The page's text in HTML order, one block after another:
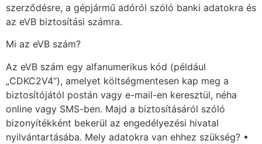
szerződésre, a gépjármű adóról szóló banki adatokra és
az eVB biztosítási számra.
Mi az eVB szám?
Az eVB szám egy alfanumerikus kód (például
„CDKC2V4“), amelyet költségmentesen kap meg a
biztosítójától postán vagy e-mail-en keresztül, néha
online vagy SMS-ben. Majd a biztosításáról szóló
bizonyítékként bekerül az engedélyezési hivatal
nyilvántartásába. Mely adatokra van ehhez szükség? •